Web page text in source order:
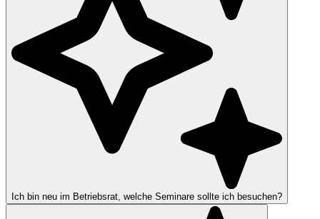
Ich bin neu im Betriebsrat, welche Seminare sollte ich besuchen?